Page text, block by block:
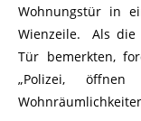
Wohnungstür in
Wienzeile. Als die
Tür bemerkten,
„Polizei,